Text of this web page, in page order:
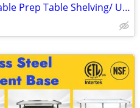
NSF Stainless Steel Work Table Prep Table Shelving/ Utility Cart